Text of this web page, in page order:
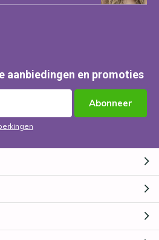
aanbiedingen en promoties
Abonneer